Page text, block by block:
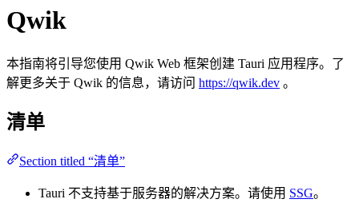
Qwik
本指南将引导您使用 Qwik Web 框架创建 Tauri 应用程序。了
解更多关于 Qwik 的信息，请访问 https://qwik.dev 。
清单
Section titled “清单”
Tauri 不支持基于服务器的解决方案。请使用 SSG。